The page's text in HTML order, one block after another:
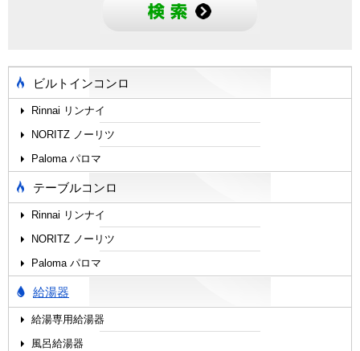
ビルトインコンロ
Rinnai リンナイ
NORITZ ノーリツ
Paloma パロマ
テーブルコンロ
Rinnai リンナイ
NORITZ ノーリツ
Paloma パロマ
給湯器
給湯専用給湯器
風呂給湯器